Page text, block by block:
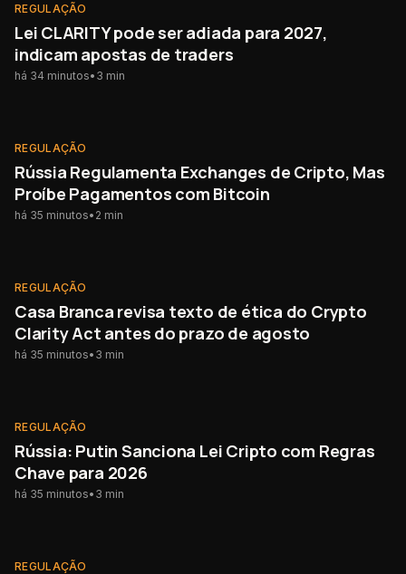
REGULAÇÃO
REGULAÇÃO
Lei CLARITY pode ser adiada para 2027,
indicam apostas de traders
há 34 minutos• 3 min
REGULAÇÃO
REGULAÇÃO
Rússia Regulamenta Exchanges de Cripto, Mas
Proíbe Pagamentos com Bitcoin
há 35 minutos• 2 min
REGULAÇÃO
REGULAÇÃO
Casa Branca revisa texto de ética do Crypto
Clarity Act antes do prazo de agosto
há 35 minutos• 3 min
REGULAÇÃO
REGULAÇÃO
Rússia: Putin Sanciona Lei Cripto com Regras
Chave para 2026
há 35 minutos• 3 min
REGULAÇÃO
REGULAÇÃO